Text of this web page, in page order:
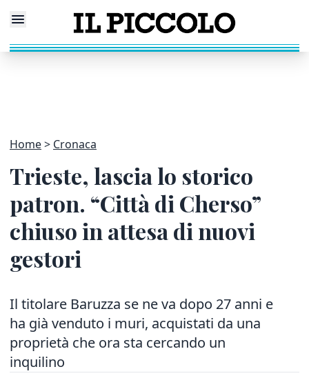
Home Cronaca
Trieste, lascia lo storico
patron. “Città di Cherso”
chiuso in attesa di nuovi
gestori
Il titolare Baruzza se ne va dopo 27 anni e
ha già venduto i muri, acquistati da una
proprietà che ora sta cercando un
inquilino